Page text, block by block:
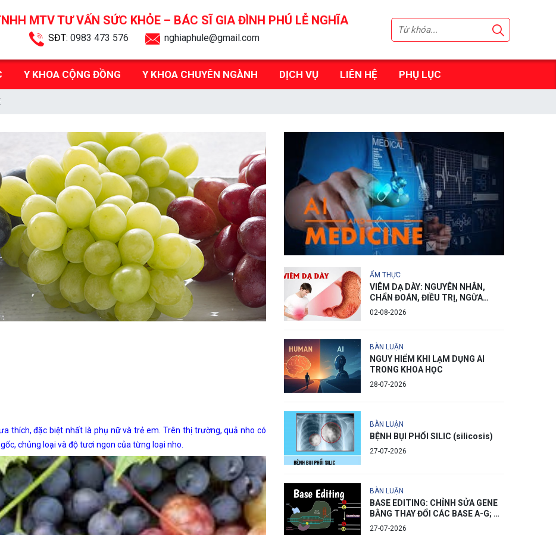
MTV TƯ VẤN SỨC KHỎE – BÁC SĨ GIA ĐÌNH PHÚ LỄ NGHĨA
SĐT: 0983 473 576 nghiaphule@gmail.com
Y KHOA CỘNG ĐỒNG Y KHOA CHUYÊN NGÀNH DỊCH VỤ LIÊN HỆ PHỤ LỤC
thích, đặc biệt nhất là phụ nữ và trẻ em. Trên thị trường, quả nho có
chủng loại và độ tươi ngon của từng loại nho.
ẨM THỰC
VIÊM DẠ DÀY: NGUYÊN NHÂN,
CHẨN ĐOÁN, ĐIỀU TRỊ, NGỪA
PHÒNG
02-08-2026
BÀN LUẬN
NGUY HIỂM KHI LẠM DỤNG AI
TRONG KHOA HỌC
28-07-2026
BÀN LUẬN
BỆNH BỤI PHỔI SILIC (silicosis)
27-07-2026
BÀN LUẬN
BASE EDITING: CHỈNH SỬA GENE
BẰNG THAY ĐỔI CÁC BASE A-G; C-
T
27-07-2026